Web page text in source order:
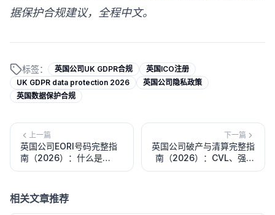
据保护合规建议，全程中文。
标签： 英国公司UK GDPR合规
英国ICO注册
UK GDPR data protection 2026
英国公司隐私政策
英国数据保护合规
上一篇
英国公司EORI号码完整指
南（2026）：什么是
EORI、申请流程与进出口
下一篇
英国公司破产与清算完整指
南（2026）：CVL、强制
清算、CVA与破产管理的区
相关文章推荐